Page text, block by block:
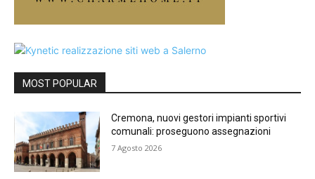
MOST POPULAR
Cremona, nuovi gestori impianti sportivi
comunali: proseguono assegnazioni
7 Agosto 2026